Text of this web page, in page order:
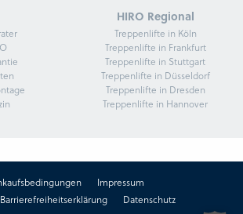
HIRO Regional
Treppenlifte in Köln
Treppenlifte in Frankfurt
Treppenlifte in Stuttgart
Treppenlifte in Düsseldorf
Treppenlifte in Dresden
Treppenlifte in Hannover
Impressum
Barrierefreiheitserklärung
Datenschutz